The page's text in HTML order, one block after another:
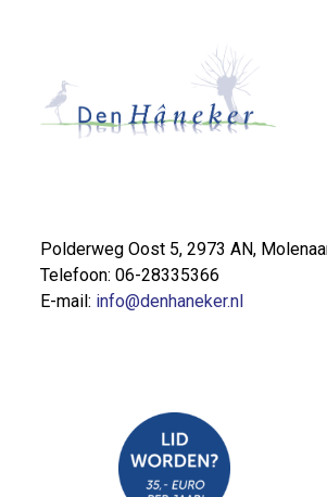
Polderweg Oost 5, 2973 AN,
Telefoon: 06-28335366
E-mail: info@denhaneker.nl